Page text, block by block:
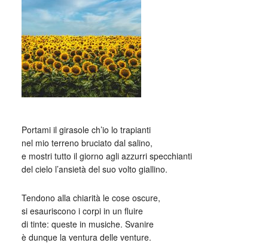
Portami il girasole ch’io lo trapianti
nel mio terreno bruciato dal salino,
e mostri tutto il giorno agli azzurri specchianti
del cielo l’ansietà del suo volto giallino.
Tendono alla chiarità le cose oscure,
si esauriscono i corpi in un fluire
di tinte: queste in musiche. Svanire
è dunque la ventura delle venture.